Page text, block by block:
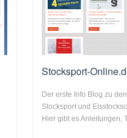
Stocksport-
Der erste Info Blog zu
Stocksport und
Hier gibt es Anleitungen,